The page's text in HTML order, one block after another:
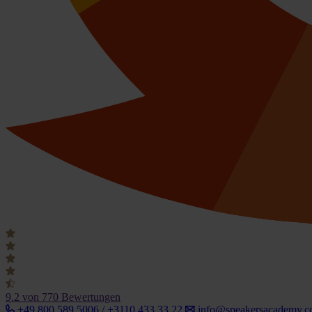
9.2 von 770 Bewertungen
+49 800 589 5006 / +3110 433 33 22